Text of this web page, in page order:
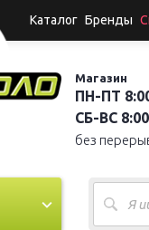
Каталог Бренды
Магазин
ПН-ПТ
СБ-ВС
без